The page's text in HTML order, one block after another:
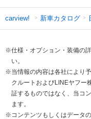
carview! 新車カタログ
※仕様・オプション・装備の
い。
※当情報の内容は各社により
クルートおよびLINEヤフー
証するものではなく、当コ
ます。
※コンテンツもしくはデータ